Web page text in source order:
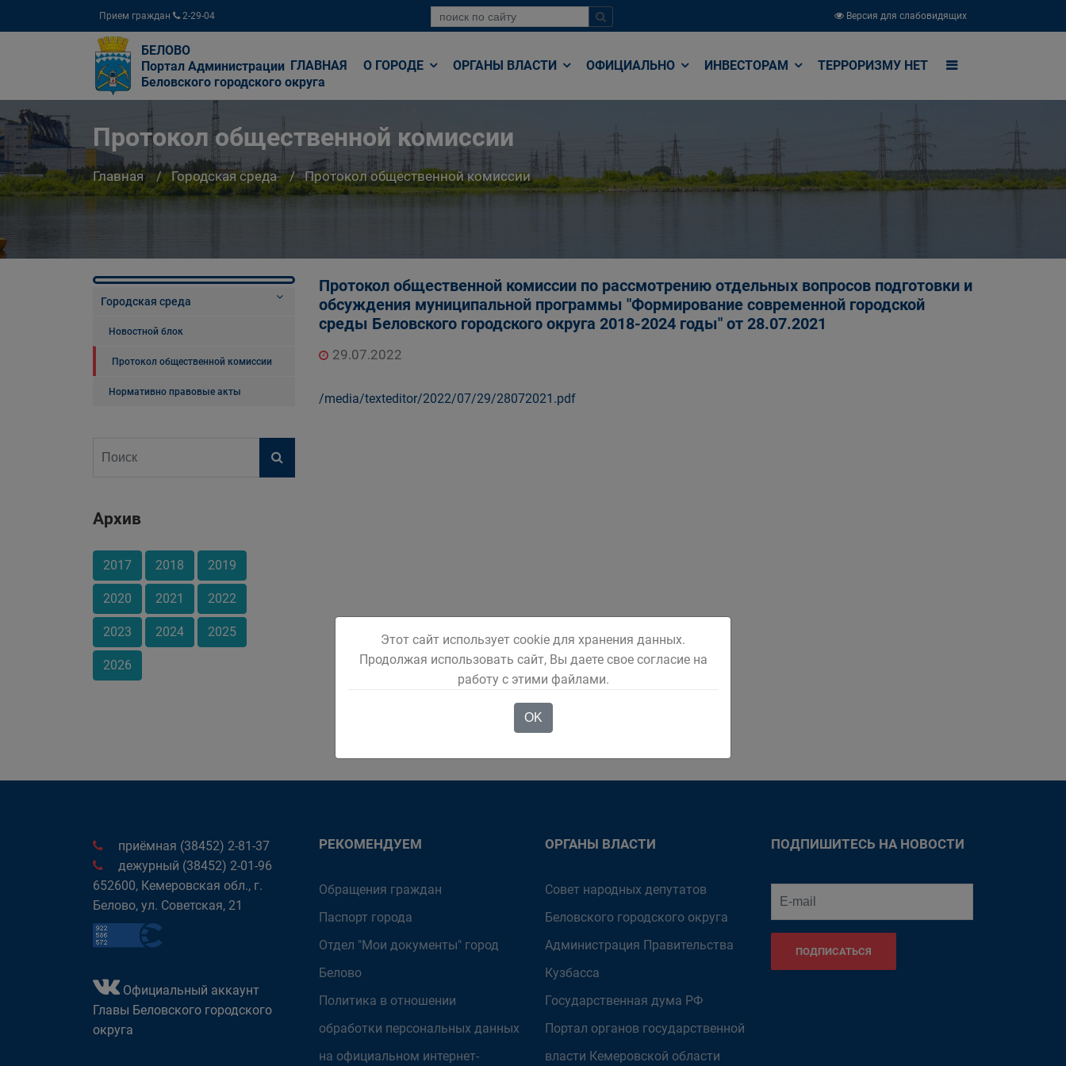
Прием граждан 2-29-04 Версия для слабовидящих
БЕЛОВО
Портал Администрации
Беловского городского округа
ГЛАВНАЯ О ГОРОДЕ ОРГАНЫ ВЛАСТИ ОФИЦИАЛЬНО ИНВЕСТОРАМ ТЕРРОРИЗМУ НЕТ
Протокол общественной комиссии
Главная Городская среда Протокол общественной комиссии
Городская среда
Новостной блок
Протокол общественной комиссии
Нормативно правовые акты
Архив
2017 2018 2019
2020 2021 2022
2023 2024 2025
2026
Протокол общественной комиссии по рассмотрению отдельных вопросов подготовки и
обсуждения муниципальной программы "Формирование современной городской
среды Беловского городского округа 2018-2024 годы" от 28.07.2021
29.07.2022
/media/texteditor/2022/07/29/28072021.pdf
приёмная (38452) 2-81-37
дежурный (38452) 2-01-96
652600, Кемеровская обл., г.
Белово, ул. Советская, 21
Официальный аккаунт
Главы Беловского городского
округа
РЕКОМЕНДУЕМ
Обращения граждан
Паспорт города
Отдел "Мои документы" город
Белово
Политика в отношении
обработки персональных данных
на официальном интернет-
ОРГАНЫ ВЛАСТИ
Совет народных депутатов
Беловского городского округа
Администрация Правительства
Кузбасса
Государственная дума РФ
Портал органов государственной
власти Кемеровской области
ПОДПИШИТЕСЬ НА НОВОСТИ
ПОДПИСАТЬСЯ
Этот сайт использует cookie для хранения данных.
Продолжая использовать сайт, Вы даете свое согласие на
работу с этими файлами.
OK